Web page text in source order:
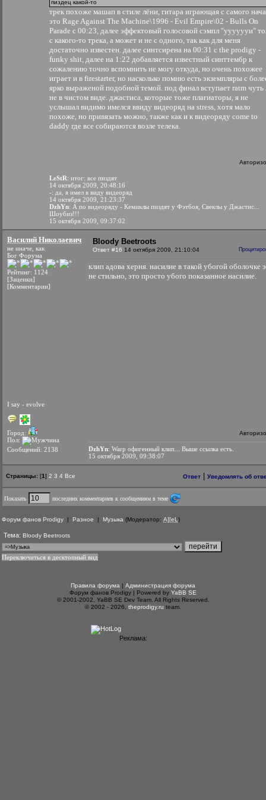
пиздец какой-то
трек похоже машап в стиле лёни, гитара играющая с самого
это Rage Against The Machine\1996 - Evil Empire\02 - Bulls On
Parade с 00:23, далее эффектовый голосовой сэмпл "ууууууи"
с какого-то трека, а может и не с одного, так как для меня
достаточно известен. далее синтсирена на 00:31 с the prodigy -
funky shit, далее на 1:22 добавляется известный синттембр к
сожалению точно вспомнить не могу откуда, но очень похожее
играет и в firestarter, но насколько помню есть экземпляры с
ярко выраженой подобной темой. под финал вступает ratm чуть
не в чистом виде. джастиса, которые тоже плагиаторы, я не
услышал видимо имелся ввиду видеоряд на stress, хотя мало
похоже, но привязать можно, также как и к видеоряду come to
daddy где все собираются возле телека.
LeStR: итог: все пиздят
14 октября 2009, 20:48:16
-: да, я имел в виду видеоряд
14 октября 2009, 21:23:37
DzhYn: А по видеоряду - Кемиклы пиздят у Фэтбоя, Свеклы у Джастис...
Шоубиз!!!
15 октября 2009, 09:37:02
Василий Николаевич
не иначе, как
Бог Форума
Рейтинг: 1124
[Заценки]
[Комментарии]
I say - evolve
Город:
Пол:
Сообщений: 2138
Bloody Beetroots
Ответ #16 14 октября 2009, 21:10:04
клип адова херня. насилие в такой убогой оболочке
не стильно, это просто убого показанное насилие.
DzhYn: Warp офигенный клип... Выше ссылка есть.
15 октября 2009, 09:38:07
Страницы: [1] 2 3 4 Все Ответ Уведомлять об
Показать последних комментариев к сообщениям в теме
Форум фанов Prodigy | Разное | Музыка (Модератор: A][eL )
Тема: Bloody Beetroots
Переключиться в десктопный вид
Правила форума | Администрация форума
Форум фанов Prodigy | Powered by YaBB SE
© 2001-2002, YaBB SE Dev Team. All Rights Reserved.
© 2002 - 2026, theprodigy.ru team.
Реклама: